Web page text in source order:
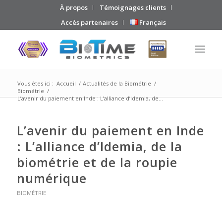
À propos
Témoignages clients
Accès partenaires
Français
Vous êtes ici : Accueil / Actualités de la Biométrie /
Biométrie /
L’avenir du paiement en Inde : L’alliance d’Idemia, de...
L’avenir du paiement en Inde
: L’alliance d’Idemia, de la
biométrie et de la roupie
numérique
BIOMÉTRIE